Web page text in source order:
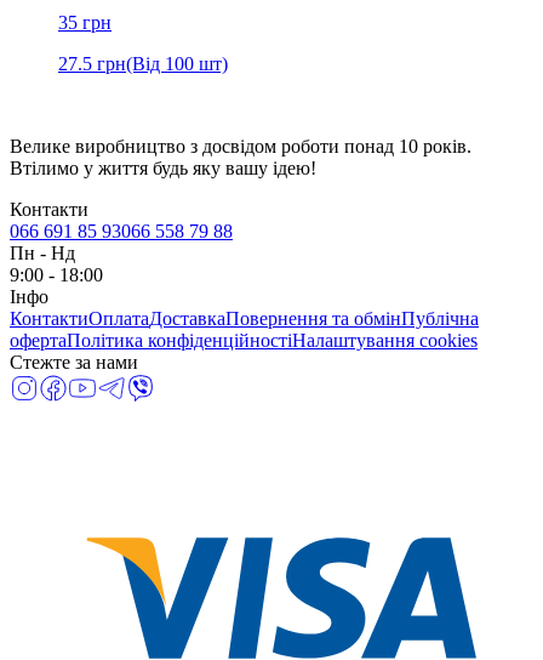
35 грн
27.5 грн(Від 100 шт)
Велике виробництво з досвідом роботи понад 10 років.
Втілимо у життя будь яку вашу ідею!
Контакти
066 691 85 93066 558 79 88
Пн - Нд
9:00 - 18:00
Інфо
КонтактиОплатаДоставкаПовернення та обмінПублічна
офертаПолітика конфіденційностіНалаштування cookies
Стежте за нами